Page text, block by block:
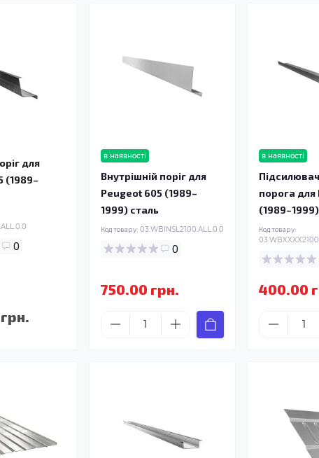
для
(1989–
0
в наявності
Внутрішній поріг для
Peugeot 605 (1989–
1999) сталь
Код товару: 03.WBINSL2100.ALL.0.0
0
750.00 грн.
в наявності
порога для
Код товару:
400.00